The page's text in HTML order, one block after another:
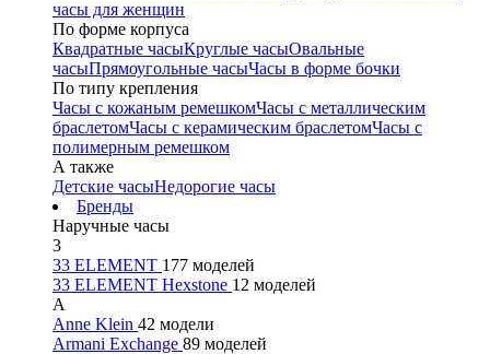
часы для женщин
По форме корпуса
Квадратные часыКруглые часыОвальные
часыПрямоугольные часыЧасы в форме бочки
По типу крепления
Часы с кожаным ремешкомЧасы с металлическим
браслетомЧасы с керамическим браслетомЧасы с
полимерным ремешком
А также
Детские часыНедорогие часы
Бренды
Наручные часы
3
33 ELEMENT 177 моделей
33 ELEMENT Hexstone 12 моделей
A
Anne Klein 42 модели
Armani Exchange 89 моделей